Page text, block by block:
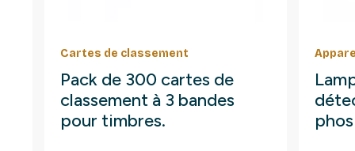
Cartes de classement
Pack de 300 cartes de
classement à 3 bandes
pour timbres.